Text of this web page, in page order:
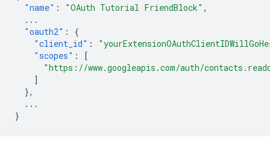
"name" : "OAuth Tutorial FriendBlock" ,
...
"oauth2" :
{
"client_id" :
"scopes" :
[
"https://www.googleapis.com/auth/
]
},
...
}